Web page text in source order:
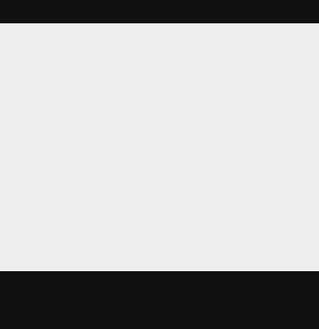
Телохранители и
Ставок